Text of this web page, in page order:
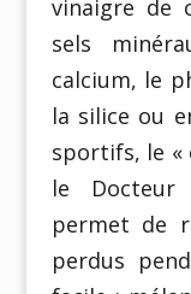
vinaigre de
sels
calcium, le
la silice ou
sportifs, le «
le Docteur
permet de
perdus